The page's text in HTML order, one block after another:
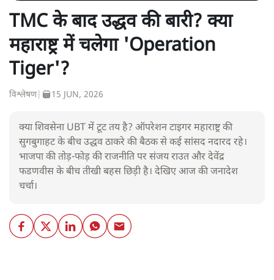
TMC के बाद उद्धव की बारी? क्या
महाराष्ट्र में चलेगा 'Operation
Tiger'?
विश्लेषण| 15 JUN, 2026
क्या शिवसेना UBT में टूट तय है? ऑपरेशन टाइगर महाराष्ट्र की
सुगबुगाहट के बीच उद्धव ठाकरे की बैठक से कई सांसद नदारद रहे।
भाजपा की तोड़-फोड़ की राजनीति पर संजय राउत और देवेंद्र
फडणवीस के बीच तीखी बहस छिड़ी है। देखिए आज की जनादेश
चर्चा।